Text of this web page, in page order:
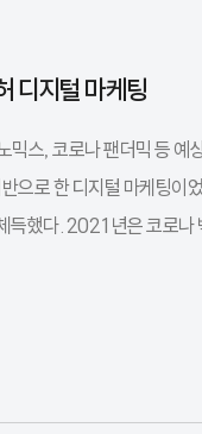
디지털 마케팅
스, 코로나 팬더믹 등 예
으로 한 디지털 마케팅이
득했다. 2021년은 코로